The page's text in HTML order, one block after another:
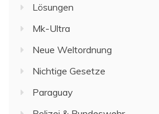
Lösungen
Mk-Ultra
Neue Weltordnung
Nichtige Gesetze
Paraguay